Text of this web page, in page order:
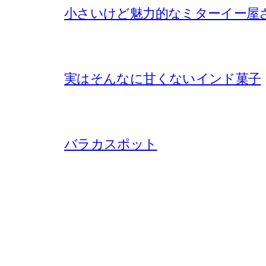
小さいけど魅力的なミターイー屋
実はそんなに甘くないインド菓子
バラカスポット